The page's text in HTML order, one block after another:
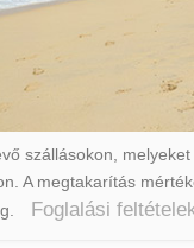
szállásokon,
A megtakarítás
Foglalási